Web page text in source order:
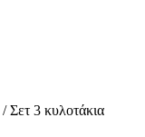
/Σετ 3 κυλοτάκια